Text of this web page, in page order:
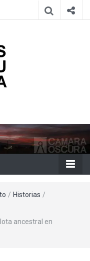
Cámara
Oscura
/ Historias /
ancestral en